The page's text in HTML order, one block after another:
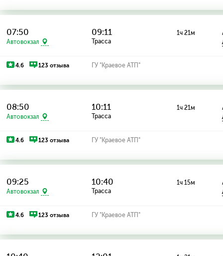
07:50
Автовокзал
09:11
Трасса
1ч 21м
4.6 123 отзыва ГУ "Краевое АТП"
08:50
Автовокзал
10:11
Трасса
1ч 21м
4.6 123 отзыва ГУ "Краевое АТП"
09:25
Автовокзал
10:40
Трасса
1ч 15м
4.6 123 отзыва ГУ "Краевое АТП"